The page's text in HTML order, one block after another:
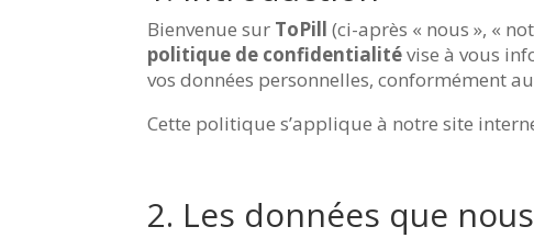
Bienvenue sur ToPill (ci-après « nous », «
politique de confidentialitévise à vous
vos données personnelles, conformément
Cette politique s’applique à notre site
2. Les données que